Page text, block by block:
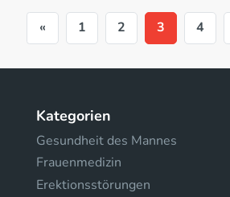
« 1 2 3 4
Kategorien
Gesundheit des Mannes
Frauenmedizin
Erektionsstörungen